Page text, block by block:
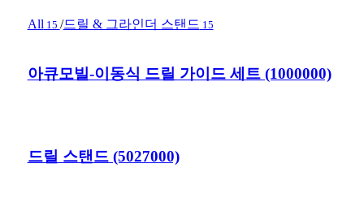
All15 /드릴 & 그라인더 스탠드 15
아큐모빌-이동식 드릴 가이드 세트 (1000000)
드릴 스탠드 (5027000)